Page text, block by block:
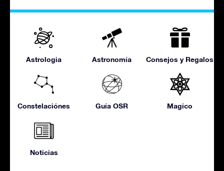
Astrologia Astronomía Consejos y Regalos
Constelaciónes Guía OSR Magico
Noticias